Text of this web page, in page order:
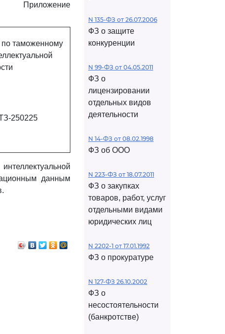
Приложение
по таможенному
250225
данным
N 135-ФЗ от 26.07.2006
ФЗ о защите
конкуренции
N 99-ФЗ от 04.05.2011
ФЗ о
лицензировании
отдельных видов
деятельности
N 14-ФЗ от 08.02.1998
ФЗ об ООО
N 223-ФЗ от 18.07.2011
ФЗ о закупках
товаров, работ, услуг
отдельными видами
юридических лиц
N 2202-1 от 17.01.1992
ФЗ о прокуратуре
N 127-ФЗ 26.10.2002
ФЗ о
несостоятельности
(банкротстве)